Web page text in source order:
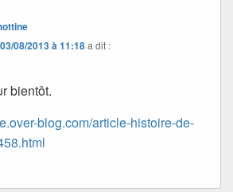
03/08/2013 à 11:18a dit :
bientôt.
blog.com/article-histoire-de-